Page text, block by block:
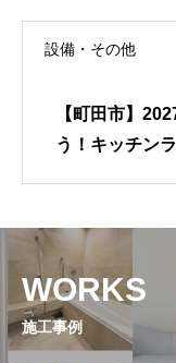
設備・その他
【町田市】
う！キッチン
WORKS
施工事例